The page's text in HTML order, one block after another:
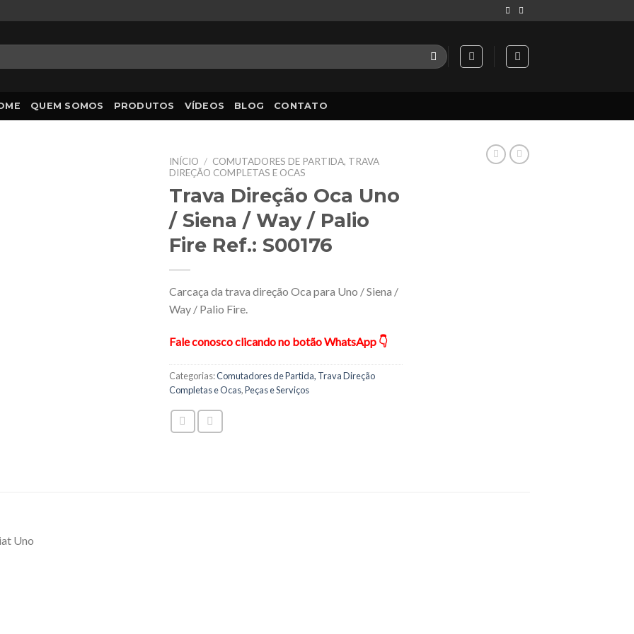
QUEM SOMOS PRODUTOS VÍDEOS BLOG CONTATO
INÍCIO / COMUTADORES DE PARTIDA, TRAVA
DIREÇÃO COMPLETAS E OCAS
Trava Direção Oca Uno
/ Siena / Way / Palio
Fire Ref.: S00176
Carcaça da trava direção Oca para Uno / Siena /
Way / Palio Fire.
Fale conosco clicando no botão WhatsApp 👇
Categorias:Comutadores de Partida, Trava Direção
Completas e Ocas,Peças e Serviços
Uno